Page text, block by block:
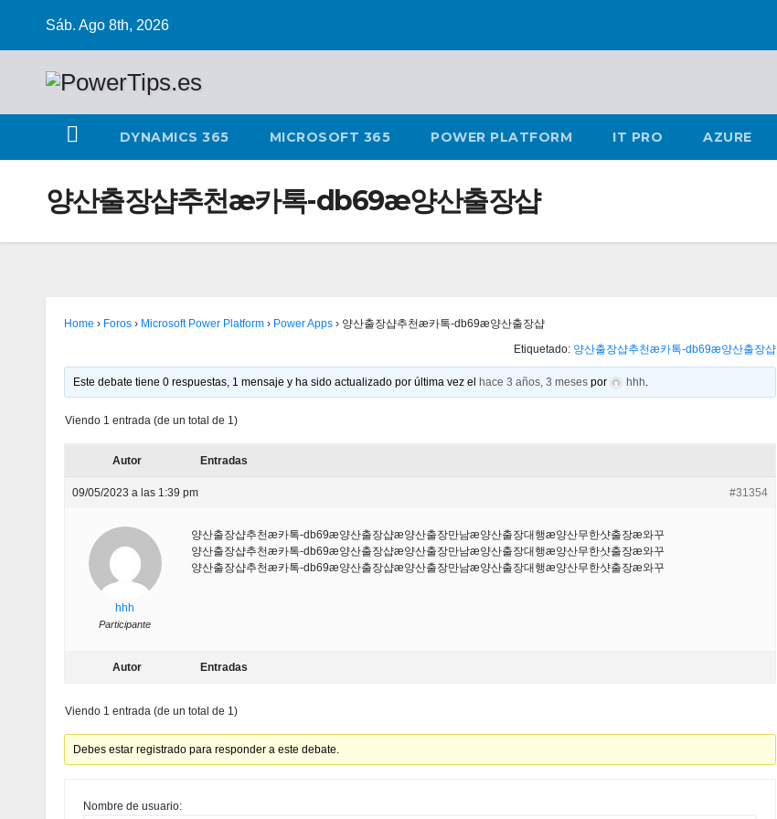
Sáb. Ago 8th, 2026
DYNAMICS 365 MICROSOFT 365 POWER PLATFORM IT PRO AZURE
양산출장샵추천æ카톡-db69æ양산출장샵
Home › Foros › Microsoft Power Platform › Power Apps › 양산출장샵추천æ카톡-db69æ양산출장샵
Etiquetado: 양산출장샵추천æ카톡-db69æ양산출장샵
Este debate tiene 0 respuestas, 1 mensaje y ha sido actualizado por última vez el hace 3 años, 3 meses por hhh.
Viendo 1 entrada (de un total de 1)
Autor Entradas
09/05/2023 a las 1:39 pm #31354
hhh
Participante
양산출장샵추천æ카톡-db69æ양산출장샵æ양산출장만남æ양산출장대행æ양산무한샷출장æ와꾸
양산출장샵추천æ카톡-db69æ양산출장샵æ양산출장만남æ양산출장대행æ양산무한샷출장æ와꾸
양산출장샵추천æ카톡-db69æ양산출장샵æ양산출장만남æ양산출장대행æ양산무한샷출장æ와꾸
Autor Entradas
Viendo 1 entrada (de un total de 1)
Debes estar registrado para responder a este debate.
Nombre de usuario: